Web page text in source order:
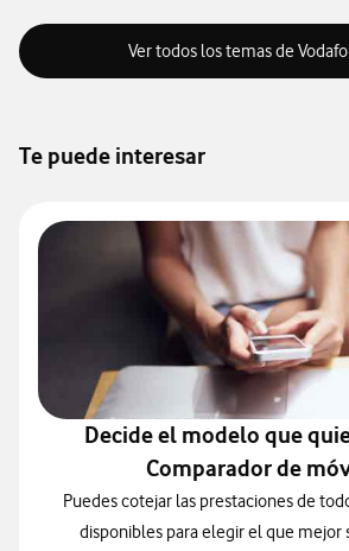
Ver todos los temas de
Te puede interesar
Decide el modelo que
Comparador de
Puedes cotejar las prestaciones de
disponibles para elegir el que mejor